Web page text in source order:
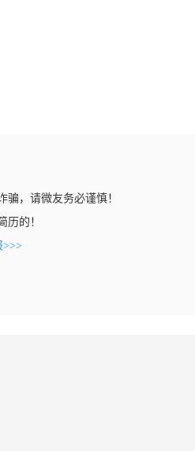
，请微友务必谨慎！
历的！
>>>